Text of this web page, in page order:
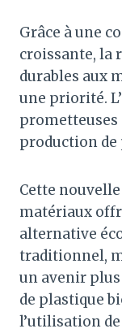
Grâce à une
croissante, la
durables aux
une priorité.
prometteuses
production de
Cette
matériaux
alternative
traditionnel,
un avenir
de plastique
l’utilisation de